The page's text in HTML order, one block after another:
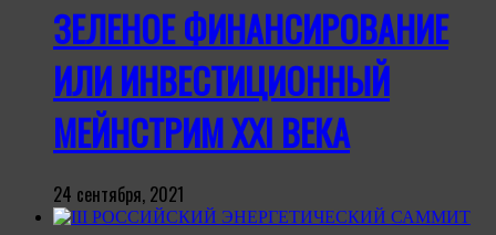
ЗЕЛЕНОЕ ФИНАНСИРОВАНИЕ
ИЛИ ИНВЕСТИЦИОННЫЙ
МЕЙНСТРИМ XXI ВЕКА
24 сентября, 2021